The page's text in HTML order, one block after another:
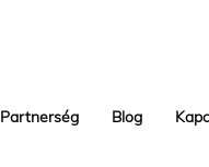
Partnerség Blog